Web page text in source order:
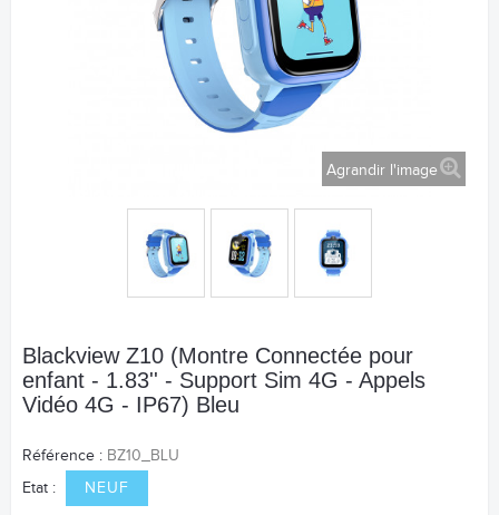
Agrandir l'image
Blackview Z10 (Montre Connectée pour
enfant - 1.83'' - Support Sim 4G - Appels
Vidéo 4G - IP67) Bleu
Référence : BZ10_BLU
Etat :
NEUF